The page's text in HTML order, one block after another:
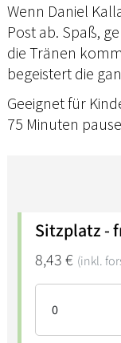
Wenn Daniel
Post ab. Spaß,
die Tränen
begeistert die
Geeignet für
75 Minuten